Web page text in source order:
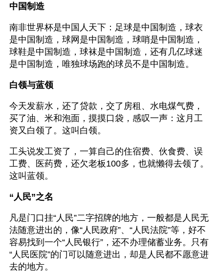
中国制造
南非世界杯是中国人天下：足球是中国制造，球衣
是中国制造，球网是中国制造，球哨是中国制造，
球鞋是中国制造，球袜是中国制造，还有几亿球迷
是中国制造，唯独球场跑的球员不是中国制造。
白领与蓝领
今天发薪水，还了贷款，交了房租、水电煤气费，
买了油、米和泡面，摸摸口袋，感叹一声：这月工
资又白领了。这叫白领。
工头说发工资了，一算自己的住宿费、伙食费、误
工费、医药费，还欠老板100多，也就懒得去领了。
这叫蓝领。
“人民”之名
凡是门口挂“人民”二字招牌的地方，一般都是人民无
法随意进出的，像“人民政府”、“人民法院”等，好不
容易找到一个“人民银行”，还不办理储蓄业务。只有
“人民医院”的门可以随意进出，却是人民都不愿意进
去的地方。